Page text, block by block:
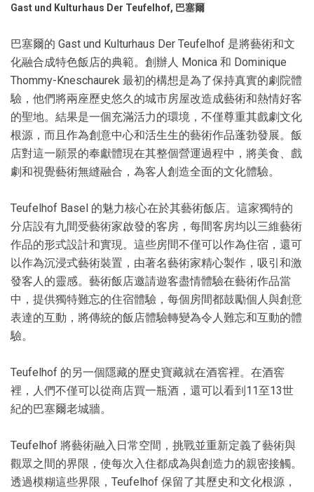
Gast und Kulturhaus Der Teufelhof, 巴塞爾
巴塞爾的 Gast und Kulturhaus Der Teufelhof 是將藝術和文
化融合成特色飯店的典範。創辦人 Monica 和 Dominique
Thommy-Kneschaurek 最初的構想是為了保持真實的劇院體
驗，他們將兩座歷史悠久的城市房屋改造成藝術和熱情好客
的聖地。結果是一個充滿活力的環境，不僅尊重其戲劇文化
根源，而且作為創意中心和活生生的藝術作品蓬勃發展。飯
店對這一願景的奉獻體現在其整個營運過程中，將美食、戲
劇和視覺藝術無縫融合，為客人創造全面的文化體驗。
Teufelhof Basel 的魅力核心在於其藝術飯店。這家獨特的
分店設有九間受藝術家啟發的客房，每間客房均以三維藝術
作品的形式設計和實現。這些房間不僅可以作為住宿，還可
以作為沉浸式藝術裝置，由著名藝術家精心製作，吸引和激
發客人的靈感。藝術飯店邀請遊客盡情體驗在藝術作品當
中，提供獨特難忘的住宿體驗，每個房間都鼓勵個人與創意
表達的互動，將傳統的飯店體驗轉變為令人難忘和互動的體
驗。
Teufelhof 的另一個隱藏的歷史寶藏就在酒窖裡。在酒窖
裡，人們不僅可以從商店買一瓶酒，還可以看到11至13世
紀的巴塞爾老城牆。
Teufelhof 將藝術融入日常空間，挑戰並重新定義了藝術與
觀眾之間的界限，使每次入住都成為與創造力的親密接觸。
透過模糊這些界限，Teufelhof 保留了其歷史和文化根源，